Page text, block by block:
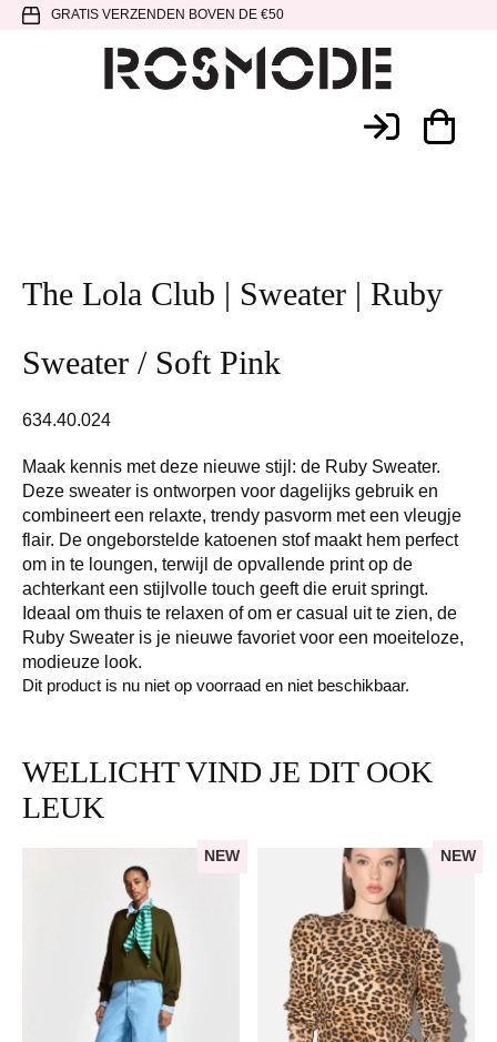
Spring
hoofdnavigatie
Door
SpringGRATIS VERZENDEN BOVEN DE €50
The Lola Club | Sweater | Ruby
Sweater / Soft Pink
634.40.024
Maak kennis met deze nieuwe stijl: de Ruby Sweater.
Deze sweater is ontworpen voor dagelijks gebruik en
combineert een relaxte, trendy pasvorm met een vleugje
flair. De ongeborstelde katoenen stof maakt hem perfect
om in te loungen, terwijl de opvallende print op de
achterkant een stijlvolle touch geeft die eruit springt.
Ideaal om thuis te relaxen of om er casual uit te zien, de
Ruby Sweater is je nieuwe favoriet voor een moeiteloze,
modieuze look.
Dit product is nu niet op voorraad en niet beschikbaar.
WELLICHT VIND JE DIT OOK
LEUK
NEW NEW